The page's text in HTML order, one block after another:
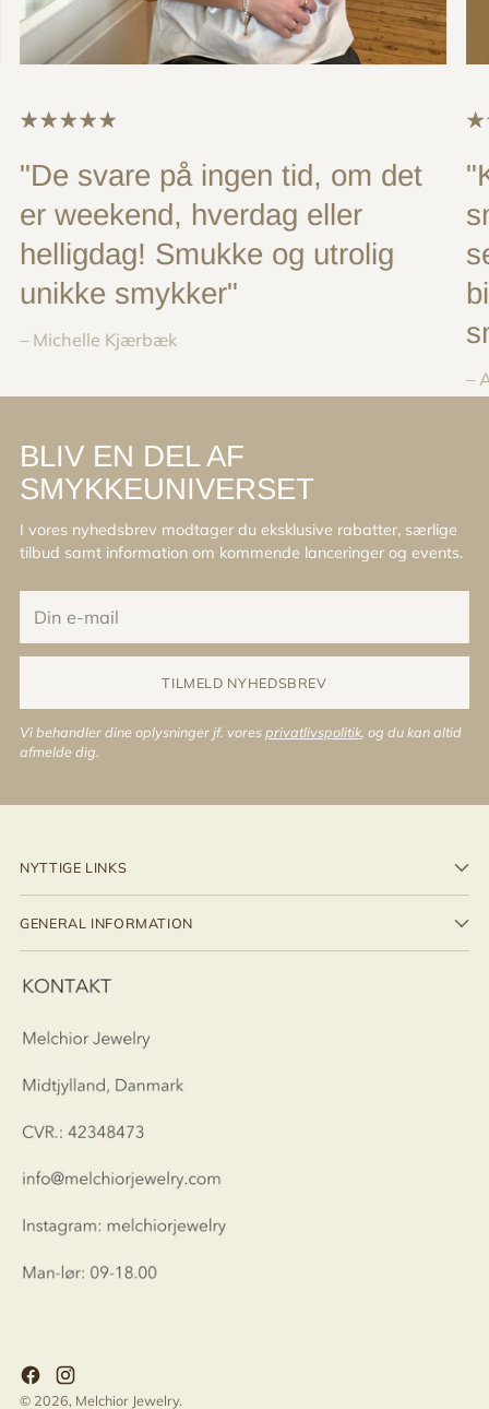
"De svare på ingen tid, om det
er weekend, hverdag eller
helligdag! Smukke og utrolig
unikke smykker"
– Michelle Kjærbæk
–
BLIV EN DEL AF
SMYKKEUNIVERSET
I vores nyhedsbrev modtager du eksklusive rabatter, særlige
tilbud samt information om kommende lanceringer og events.
e-
mail
TILMELD NYHEDSBREV
Vi behandler dine oplysninger jf. voresprivatlivspolitik , og du kan altid
afmelde dig.
NYTTIGE LINKS
GENERAL INFORMATION
© 2026, Melchior Jewelry.